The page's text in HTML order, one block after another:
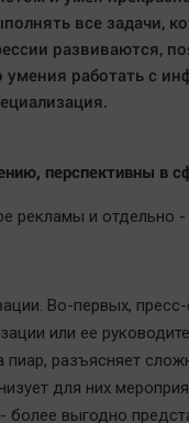
все задачи,
развиваются,
умения работать с
перспективны в
рекламы и отдельно
Во-первых,
или ее
пиар, разъясняет
для них
более выгодно